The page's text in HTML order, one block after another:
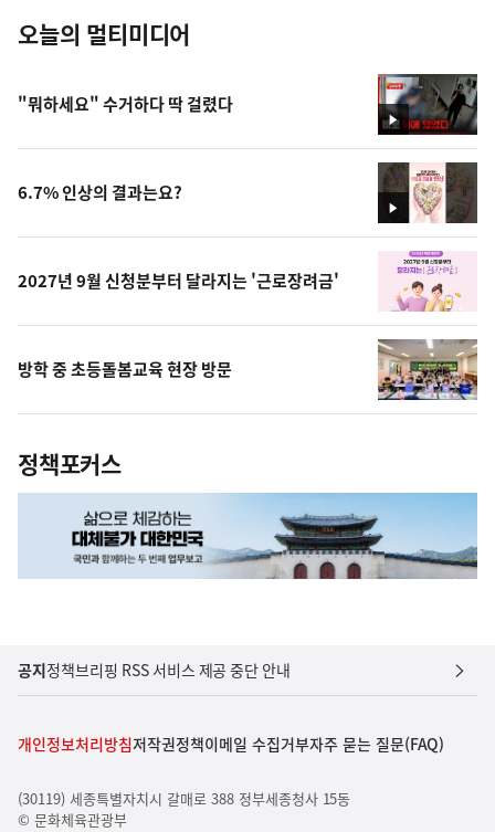
오늘의 멀티미디어
영
상
"뭐하세요" 수거하다 딱 걸렸다
영
상
6.7% 인상의 결과는요?
2027년 9월 신청분부터 달라지는 '근로장려금'
방학 중 초등돌봄교육 현장 방문
정책포커스
공지정책브리핑 RSS 서비스 제공 중단 안내
개인정보처리방침저작권정책이메일 수집거부자주 묻는 질문(FAQ)
(30119) 세종특별자치시 갈매로 388 정부세종청사 15동
© 문화체육관광부